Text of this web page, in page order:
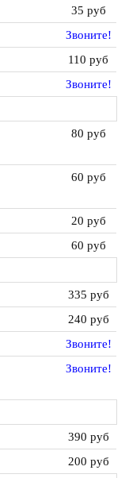
35 руб
Звоните!
110 руб
Звоните!
80 руб
60 руб
20 руб
60 руб
335 руб
240 руб
Звоните!
Звоните!
390 руб
200 руб